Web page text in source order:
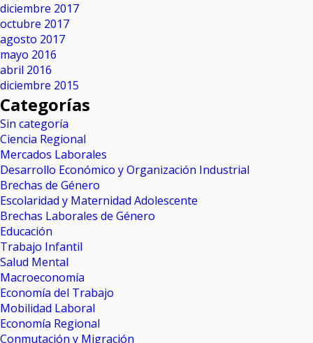
diciembre 2017
octubre 2017
agosto 2017
mayo 2016
abril 2016
diciembre 2015
Categorías
Sin categoría
Ciencia Regional
Mercados Laborales
Desarrollo Económico y Organización Industrial
Brechas de Género
Escolaridad y Maternidad Adolescente
Brechas Laborales de Género
Educación
Trabajo Infantil
Salud Mental
Macroeconomía
Economía del Trabajo
Mobilidad Laboral
Economía Regional
Conmutación y Migración